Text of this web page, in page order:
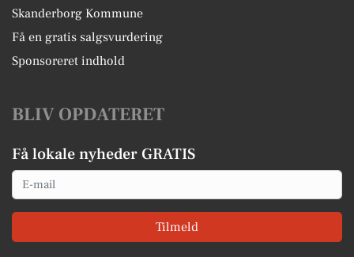
Skanderborg Kommune
Få en gratis salgsvurdering
Sponsoreret indhold
BLIV OPDATERET
Få lokale nyheder GRATIS
Email
Tilmeld